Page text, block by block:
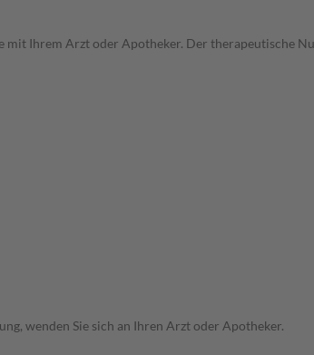
Ihrem Arzt oder Apotheker. Der therapeutische
wenden Sie sich an Ihren Arzt oder Apotheker.